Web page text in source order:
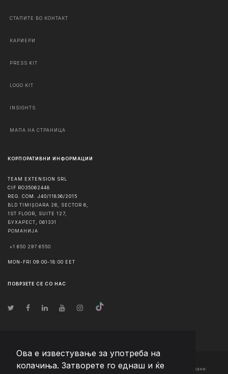
Ова е известување за употреба на
колачиња. Затворете го еднаш и ќе
СТАПИТЕ ВО КОНТАКТ
КАРИЕРИ
PRESS KIT
LOGO KIT
INSIGHTS
МАПА НА СТРАНИЦА
КОРПОРАТИВНИ ИНФОРМАЦИИ
TEAM EXTENSION SRL
CIF RO35062448
REG. COM. J40/11836/2015
BLD TIMIȘOARA 26, SECTOR 6,
1ST FLOOR, SUITE 127,
БУХАРЕСТ
061331
РОМАНИЈА
+1 650 297 6550
MON-FRI 09:00-18:00 EET
ПОВРЗЕТЕ СЕ СО НАС
© Авторско право2026 Team Extension Macedonia - Сите права задржани